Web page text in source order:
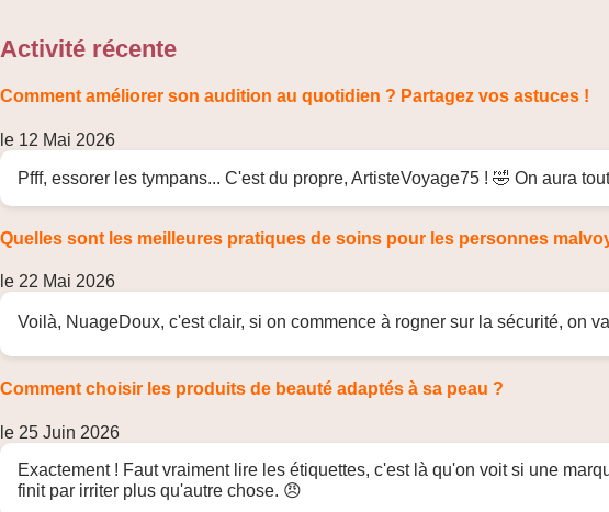
Activité récente
Comment améliorer son audition au quotidien ? Partagez vos astuces !
le 12 Mai 2026
Pfff, essorer les tympans... C'est du propre, ArtisteVoyage75 ! 🤣 On aura
Quelles sont les meilleures pratiques de soins pour les personnes
le 22 Mai 2026
Voilà, NuageDoux, c'est clair, si on commence à rogner sur la sécurité, on
Comment choisir les produits de beauté adaptés à sa peau ?
le 25 Juin 2026
Exactement ! Faut vraiment lire les étiquettes, c'est là qu'on voit si une
finit par irriter plus qu'autre chose. 😠